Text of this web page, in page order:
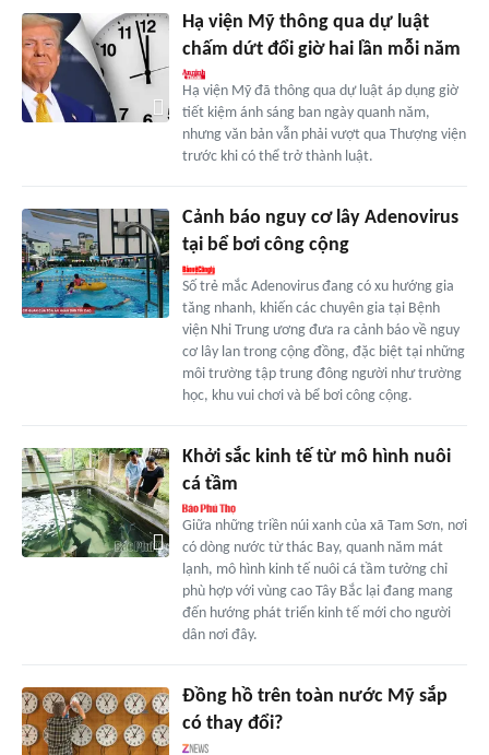
Hạ viện Mỹ thông qua dự luật
chấm dứt đổi giờ hai lần mỗi năm
Hạ viện Mỹ đã thông qua dự luật áp dụng giờ
tiết kiệm ánh sáng ban ngày quanh năm,
nhưng văn bản vẫn phải vượt qua Thượng viện
trước khi có thể trở thành luật.
Cảnh báo nguy cơ lây Adenovirus
tại bể bơi công cộng
Số trẻ mắc Adenovirus đang có xu hướng gia
tăng nhanh, khiến các chuyên gia tại Bệnh
viện Nhi Trung ương đưa ra cảnh báo về nguy
cơ lây lan trong cộng đồng, đặc biệt tại những
môi trường tập trung đông người như trường
học, khu vui chơi và bể bơi công cộng.
Khởi sắc kinh tế từ mô hình nuôi
cá tầm
Giữa những triền núi xanh của xã Tam Sơn, nơi
có dòng nước từ thác Bay, quanh năm mát
lạnh, mô hình kinh tế nuôi cá tầm tưởng chỉ
phù hợp với vùng cao Tây Bắc lại đang mang
đến hướng phát triển kinh tế mới cho người
dân nơi đây.
Đồng hồ trên toàn nước Mỹ sắp
có thay đổi?